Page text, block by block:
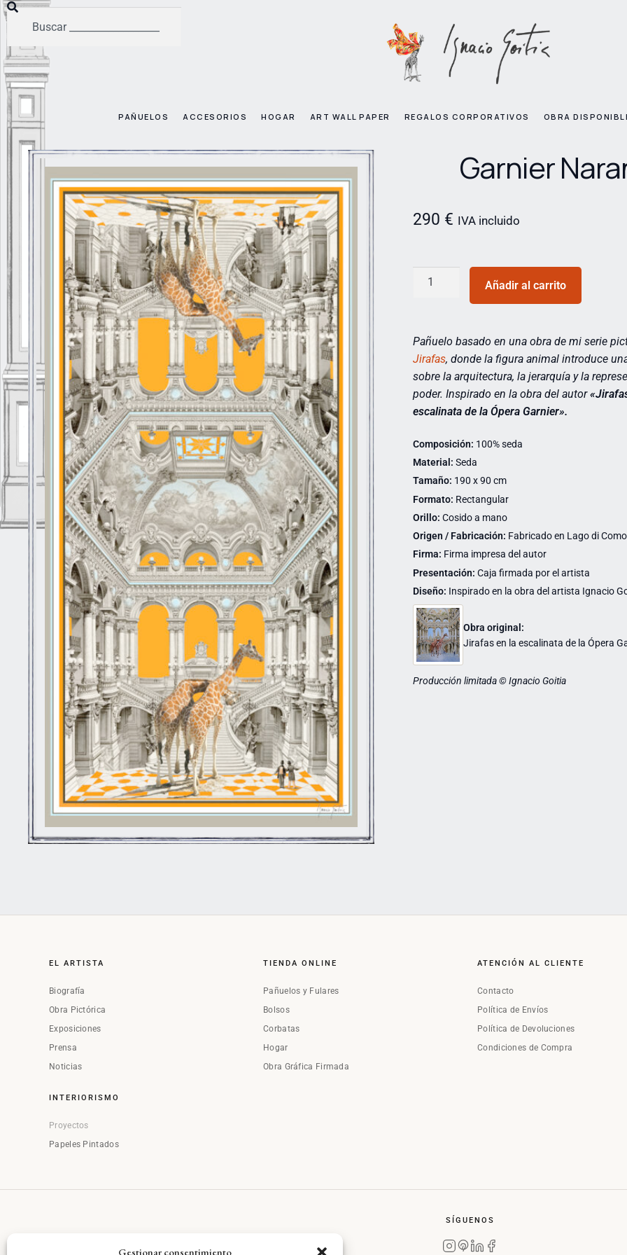
Gestionar consentimiento
PAÑUELOS ACCESORIOS HOGAR ART WALL PAPER REGALOS CORPORATIVOS OBRA
Garnier
290 € IVA incluido
Añadir al carrito
Pañuelo basado en una obra de mi serie
Jirafas, donde la figura animal introduce
sobre la arquitectura, la jerarquía y la
poder. Inspirado en la obra del autor
escalinata de la Ópera Garnier».
Composición: 100% seda
Material: Seda
Tamaño: 190 x 90 cm
Formato: Rectangular
Orillo: Cosido a mano
Origen / Fabricación: Fabricado en Lago di
Firma: Firma impresa del autor
Presentación: Caja firmada por el artista
Diseño: Inspirado en la obra del artista Ignacio
Obra original:
Jirafas en la escalinata de la Ópera
Producción limitada © Ignacio Goitia
EL ARTISTA
Biografía
Obra Pictórica
Exposiciones
Prensa
Noticias
INTERIORISMO
Proyectos
Papeles Pintados
TIENDA ONLINE
Pañuelos y Fulares
Bolsos
Corbatas
Hogar
Obra Gráfica Firmada
ATENCIÓN AL CLIENTE
Contacto
Política de Envíos
Política de Devoluciones
Condiciones de Compra
SÍGUENOS